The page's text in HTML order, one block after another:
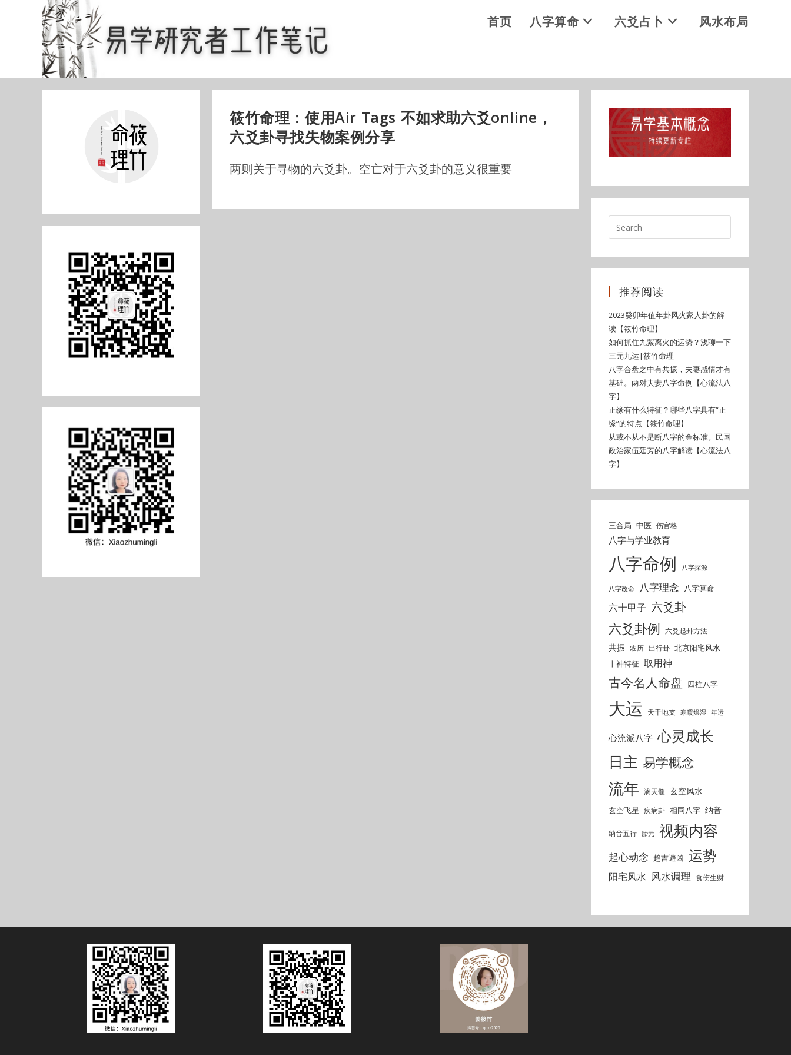
首页 八字算命 六爻占卜 风水布局
筱竹命理：使用Air Tags 不如求助六爻online，
六爻卦寻找失物案例分享
两则关于寻物的六爻卦。空亡对于六爻卦的意义很重要
推荐阅读
2023癸卯年值年卦风火家人卦的解
读【筱竹命理】
如何抓住九紫离火的运势？浅聊一下
三元九运|筱竹命理
八字合盘之中有共振，夫妻感情才有
基础。两对夫妻八字命例【心流法八
字】
正缘有什么特征？哪些八字具有“正
缘”的特点【筱竹命理】
从或不从不是断八字的金标准。民国
政治家伍廷芳的八字解读【心流法八
字】
三合局 中医 伤官格
八字与学业教育
八字命例 八字探源
八字改命 八字理念 八字算命
六十甲子 六爻卦
六爻卦例 六爻起卦方法
共振 农历 出行卦 北京阳宅风水
十神特征 取用神
古今名人命盘 四柱八字
大运 天干地支 寒暖燥湿 年运
心流派八字 心灵成长
日主 易学概念
流年 滴天髓 玄空风水
玄空飞星 疾病卦 相同八字 纳音
纳音五行 胎元 视频内容
起心动念 趋吉避凶 运势
阳宅风水 风水调理 食伤生财